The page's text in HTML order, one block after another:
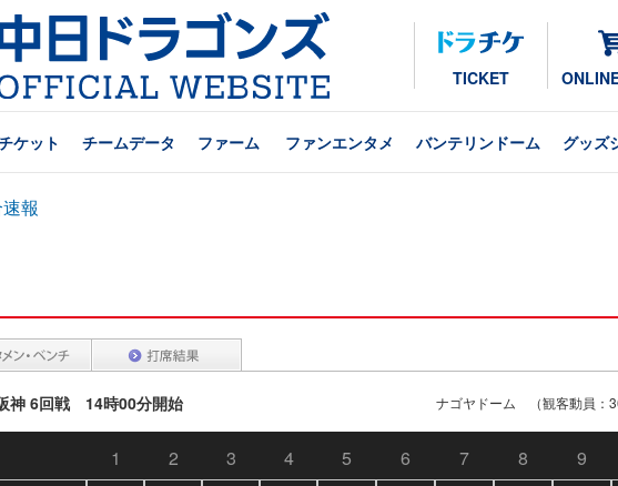
TICKET
ケット チームデータ ファーム ファンエンタメ バンテリンドーム グッズ
報
神 6回戦 14時00分開始 ナゴヤドーム （観客動員：
1 2 3 4 5 6 7 8 9